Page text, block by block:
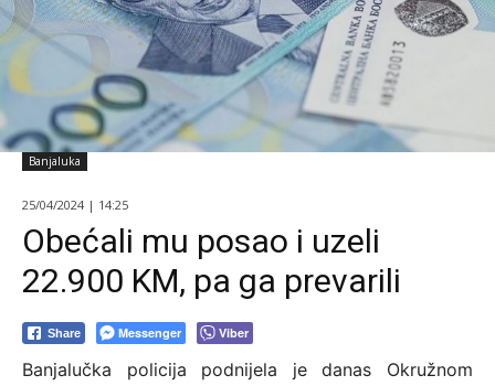
Banjaluka
25/04/2024 | 14:25
Obećali mu posao i uzeli
22.900 KM, pa ga prevarili
Share Messenger Viber
Banjalučka policija podnijela je danas Okružnom